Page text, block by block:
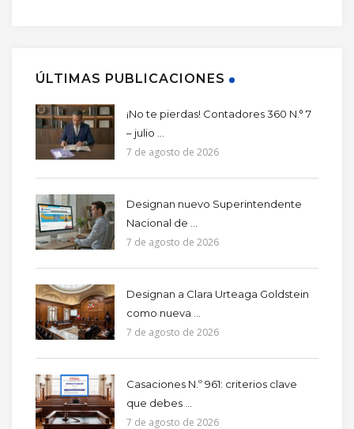
ÚLTIMAS PUBLICACIONES
¡No te pierdas! Contadores 360 N.° 7
– julio ...
7 de agosto de 2026
Designan nuevo Superintendente
Nacional de ...
7 de agosto de 2026
Designan a Clara Urteaga Goldstein
como nueva ...
7 de agosto de 2026
Casaciones N.º 961: criterios clave
que debes ...
7 de agosto de 2026